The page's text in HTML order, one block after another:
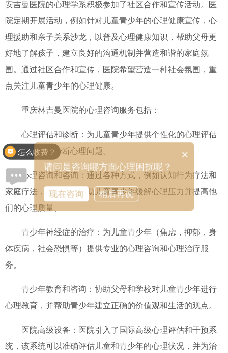
安吉曼医院的心理学系积极参加了社区合作和宣传活动。医
院定期开展活动，例如针对儿童青少年的心理健康宣传，心
理援助和亲子关系沙龙，以普及心理健康知识，帮助父母更
好地了解孩子，建立良好的沟通机制并营造和谐的家庭氛
围。通过社区合作和宣传，医院希望营造一种社会氛围，重
点关注儿童青少年的心理健康。
重庆林吉曼医院的心理咨询服务包括：
心理评估和诊断：为儿童青少年提供个性化的心理评估
服务，以准确诊断心理问题。
心理咨询和咨询：通过各种方式，例如认知行为疗法和
家庭疗法，我们可以帮助儿童青少年缓解心理压力并提高他
们的心理质量。
青少年神经症的治疗：为儿童青少年（焦虑，抑郁，身
体疾病，社会恐惧等）提供专业的心理咨询和心理治疗服
务。
青少年教育和咨询：协助父母和学校对儿童青少年进行
心理教育，并帮助青少年建立正确的价值观和生活的观点。
医院高级设备：医院引入了国际高级心理评估和干预系
统，该系统可以准确评估儿童和青少年的心理状况，并为治
怎么收费？ ×
请问是咨询哪方面心理困扰呢？
现在咨询 稍后再说